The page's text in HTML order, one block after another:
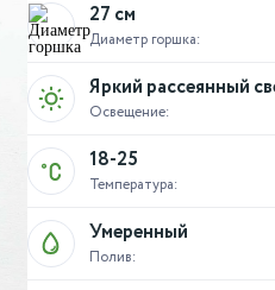
Диаметр горшка:
27 см
Освещение:
Яркий рассеянный
Температура:
18-25
Полив:
Умеренный